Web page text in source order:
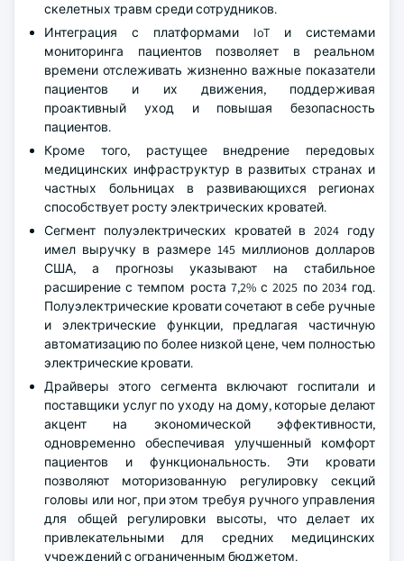
скелетных травм среди сотрудников.
Интеграция с платформами IoT и системами
мониторинга пациентов позволяет в реальном
времени отслеживать жизненно важные показатели
пациентов и их движения, поддерживая
проактивный уход и повышая безопасность
пациентов.
Кроме того, растущее внедрение передовых
медицинских инфраструктур в развитых странах и
частных больницах в развивающихся регионах
способствует росту электрических кроватей.
Сегмент полуэлектрических кроватей в 2024 году
имел выручку в размере 145 миллионов долларов
США, а прогнозы указывают на стабильное
расширение с темпом роста 7,2% с 2025 по 2034 год.
Полуэлектрические кровати сочетают в себе ручные
и электрические функции, предлагая частичную
автоматизацию по более низкой цене, чем полностью
электрические кровати.
Драйверы этого сегмента включают госпитали и
поставщики услуг по уходу на дому, которые делают
акцент на экономической эффективности,
одновременно обеспечивая улучшенный комфорт
пациентов и функциональность. Эти кровати
позволяют моторизованную регулировку секций
головы или ног, при этом требуя ручного управления
для общей регулировки высоты, что делает их
привлекательными для средних медицинских
учреждений с ограниченным бюджетом.